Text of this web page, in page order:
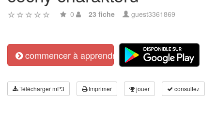
0 23 fiche guest3361869
commencer à apprendre
Télécharger mP3 Imprimer jouer consultez